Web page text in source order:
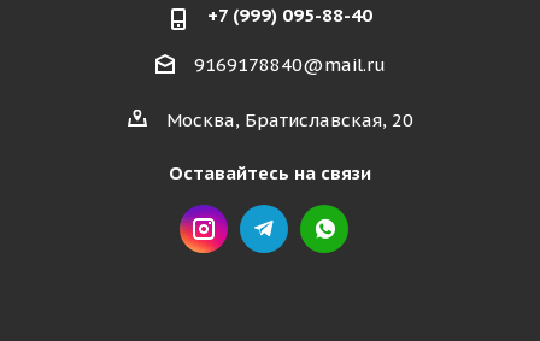
+7 (999) 095-88-40
9169178840@mail.ru
Москва, Братиславская, 20
Оставайтесь на связи